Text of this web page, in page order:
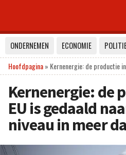
ONDERNEMEN ECONOMIE
Hoofdpagina» Kernenergie: de productie
Kernenergie: de
EU is gedaald
niveau in meer